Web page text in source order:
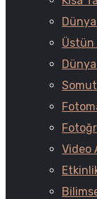
Üstün
Dünya
Video